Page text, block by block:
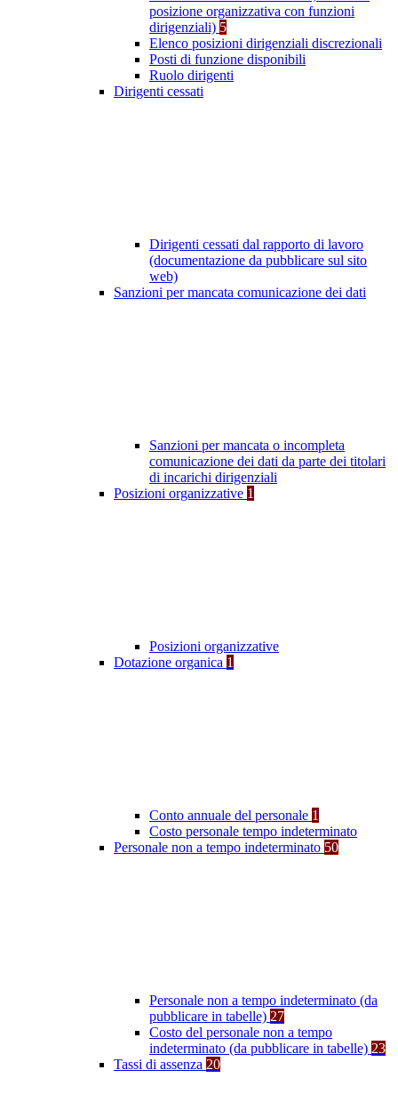
posizione organizzativa con funzioni
dirigenziali) 5
Elenco posizioni dirigenziali discrezionali
Posti di funzione disponibili
Ruolo dirigenti
Dirigenti cessati
Dirigenti cessati dal rapporto di lavoro
(documentazione da pubblicare sul sito
web)
Sanzioni per mancata comunicazione dei dati
Sanzioni per mancata o incompleta
comunicazione dei dati da parte dei titolari
di incarichi dirigenziali
Posizioni organizzative 1
Posizioni organizzative
Dotazione organica 1
Conto annuale del personale 1
Costo personale tempo indeterminato
Personale non a tempo indeterminato 50
Personale non a tempo indeterminato (da
pubblicare in tabelle) 27
Costo del personale non a tempo
indeterminato (da pubblicare in tabelle) 23
Tassi di assenza 20